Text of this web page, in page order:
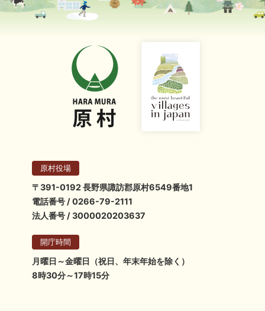
原村役場
〒391-0192 長野県諏訪郡原村6549番地1
電話番号 / 0266-79-2111
法人番号 / 3000020203637
開庁時間
月曜日～金曜日（祝日、年末年始を除く）
8時30分～17時15分